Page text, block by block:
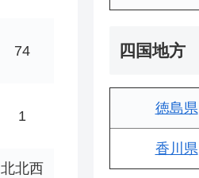
74
1
北北西
四国地方
徳島県
香川県